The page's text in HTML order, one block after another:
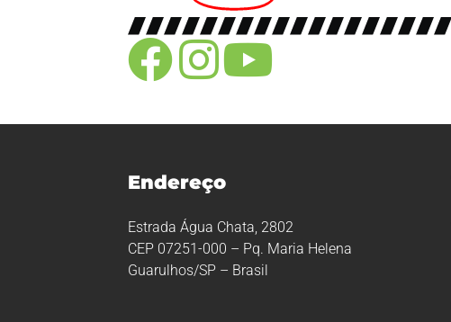
Endereço
Estrada Água Chata, 2802
CEP 07251-000 – Pq. Maria Helena
Guarulhos/SP – Brasil